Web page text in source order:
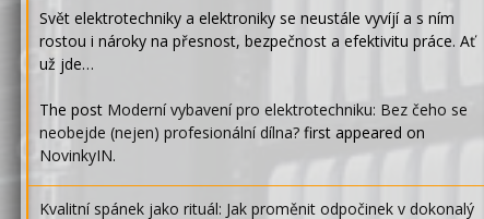
Svět elektrotechniky a elektroniky se neustále vyvíjí a s ním
rostou i nároky na přesnost, bezpečnost a efektivitu práce. Ať
už jde…
The post Moderní vybavení pro elektrotechniku: Bez čeho se
neobejde (nejen) profesionální dílna? first appeared on
NovinkyIN.
Kvalitní spánek jako rituál: Jak proměnit odpočinek v dokonalý